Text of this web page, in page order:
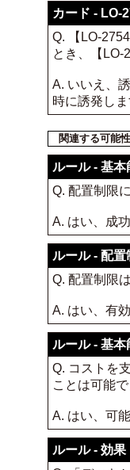
カード - LO-
Q. 【LO-
とき、【LO-
A. いいえ、
時に誘発しま
関連する可能
ルール - 基本
Q. 配置制限
A. はい、成
ルール - 配置
Q. 配置制限
A. はい、有
ルール - 基本
Q. コストを
ことは可能
A. はい、可
ルール - 効果